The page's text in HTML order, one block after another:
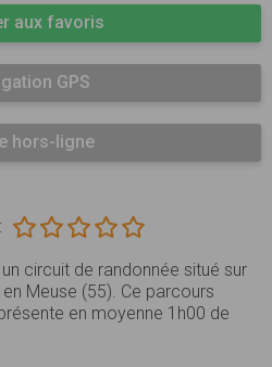
aux favoris
GPS
hors-ligne
circuit de randonnée situé sur
Meuse (55). Ce parcours
en moyenne 1h00 de